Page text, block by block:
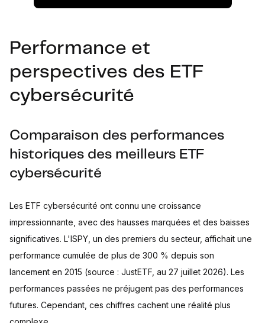
Performance et
perspectives des ETF
cybersécurité
Comparaison des performances
historiques des meilleurs ETF
cybersécurité
Les ETF cybersécurité ont connu une croissance
impressionnante, avec des hausses marquées et des baisses
significatives. L'ISPY, un des premiers du secteur, affichait une
performance cumulée de plus de 300 % depuis son
lancement en 2015 (source : JustETF, au 27 juillet 2026). Les
performances passées ne préjugent pas des performances
futures. Cependant, ces chiffres cachent une réalité plus